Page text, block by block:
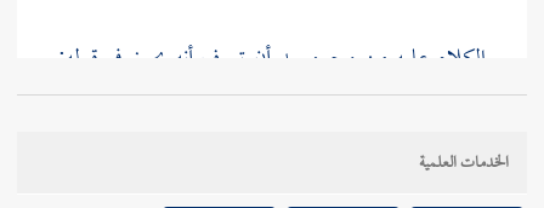
الكلام عليه من وجوه بعد أن تعرف أنه يجوز في قوله:
(باب: المسلم) التنوين والإضافة. وكذا نظائر هذا الباب
مما هو كلام مستقل، وتكون الإضافة إلى الجملة.
الخدمات العلمية